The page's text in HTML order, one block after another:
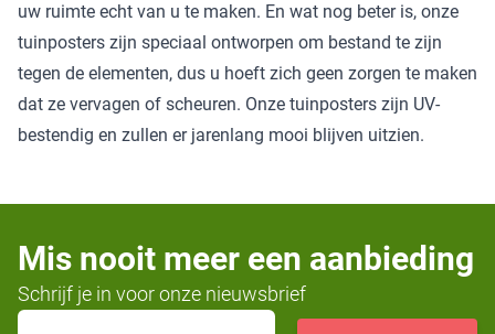
uw ruimte echt van u te maken. En wat nog beter is, onze
tuinposters zijn speciaal ontworpen om bestand te zijn
tegen de elementen, dus u hoeft zich geen zorgen te maken
dat ze vervagen of scheuren. Onze tuinposters zijn UV-
bestendig en zullen er jarenlang mooi blijven uitzien.
Mis nooit meer een aanbieding
Schrijf je in voor onze nieuwsbrief
E-mailadres